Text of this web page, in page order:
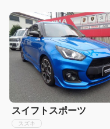
スイフトスポーツ
スズキ